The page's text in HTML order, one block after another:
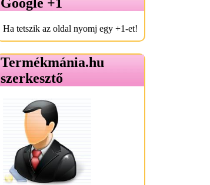
Ha tetszik az oldal nyomj egy +1-et!
Termékmánia.hu
szerkesztő